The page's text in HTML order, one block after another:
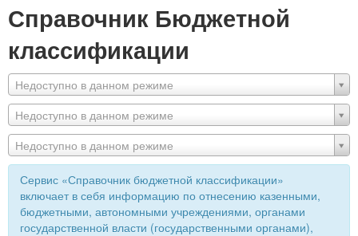
Справочник Бюджетной
классификации
Недоступно в данном режиме
Недоступно в данном режиме
Недоступно в данном режиме
Сервис «Справочник бюджетной классификации»
включает в себя информацию по отнесению казенными,
бюджетными, автономными учреждениями, органами
государственной власти (государственными органами),